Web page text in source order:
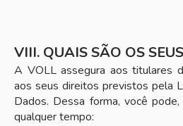
VIII. QUAIS SÃO OS
A VOLL assegura aos titulares
aos seus direitos previstos pela
Dados. Dessa forma, você
qualquer tempo: